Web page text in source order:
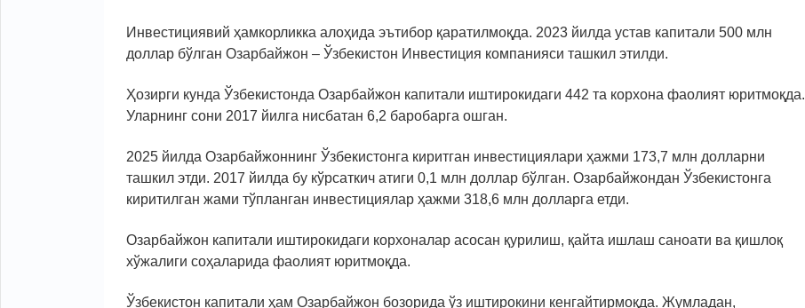
Инвестициявий ҳамкорликка алоҳида эътибор қаратилмоқда. 2023 йилда устав капитали 500 млн
доллар бўлган Озарбайжон – Ўзбекистон Инвестиция компанияси ташкил этилди.
Ҳозирги кунда Ўзбекистонда Озарбайжон капитали иштирокидаги 442 та корхона фаолият юритмоқда.
Уларнинг сони 2017 йилга нисбатан 6,2 баробарга ошган.
2025 йилда Озарбайжоннинг Ўзбекистонга киритган инвестициялари ҳажми 173,7 млн долларни
ташкил этди. 2017 йилда бу кўрсаткич атиги 0,1 млн доллар бўлган. Озарбайжондан Ўзбекистонга
киритилган жами тўпланган инвестициялар ҳажми 318,6 млн долларга етди.
Озарбайжон капитали иштирокидаги корхоналар асосан қурилиш, қайта ишлаш саноати ва қишлоқ
хўжалиги соҳаларида фаолият юритмоқда.
Ўзбекистон капитали ҳам Озарбайжон бозорида ўз иштирокини кенгайтирмоқда. Жумладан,